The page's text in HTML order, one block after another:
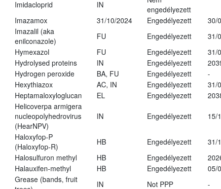
Imidacloprid
IN
engedélyezett
Imazamox
31/10/2024 Engedélyezett
30/
Imazalil (aka
enilconazole)
FU Engedélyezett
31/
Hymexazol
FU Engedélyezett
31/
Hydrolysed proteins
IN Engedélyezett
Hydrogen peroxide
BA, FU Engedélyezett
-
Hexythiazox
AC, IN Engedélyezett
31/
Heptamaloxyloglucan
EL Engedélyezett
Helicoverpa armigera
nucleopolyhedrovirus
(HearNPV)
IN Engedélyezett 15/
Haloxyfop-P
(Haloxyfop-R)
HB Engedélyezett
31/
Halosulfuron methyl
HB Engedélyezett
Halauxifen-methyl
HB Engedélyezett
05/
Grease (bands, fruit
IN Not PPP
-